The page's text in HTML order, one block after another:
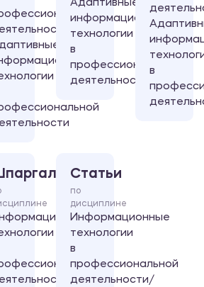
Адаптивные
информационные
технологии
в
профессиональной
деятельности
в
Статьи
по
дисциплине
Информационные
технологии
в
профессиональной
деятельности/